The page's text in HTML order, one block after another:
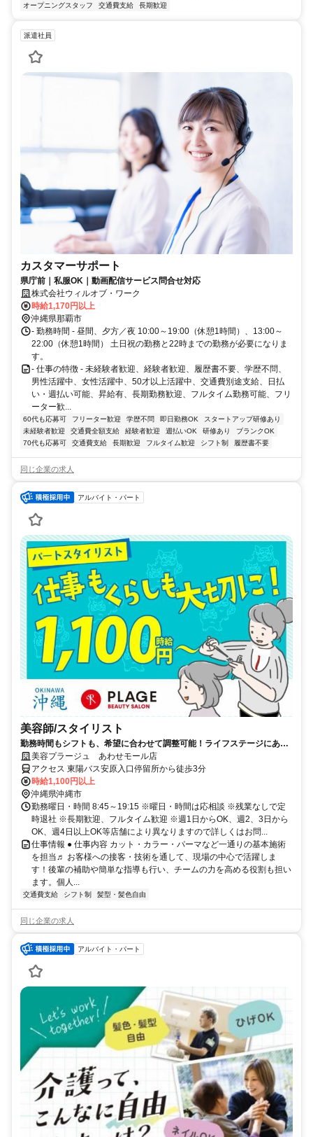
オープニングスタッフ
交通費支給 長期歓迎
派遣社員
カスタマーサポート
県庁前｜私服OK｜動画配信サービス問合せ対応
株式会社ウィルオブ・ワーク
時給1,170円以上
沖縄県那覇市
- 勤務時間 - 昼間、夕方／夜 10:00～19:00（休憩1時間）、13:00～
22:00（休憩1時間） 土日祝の勤務と22時までの勤務が必要になりま
す。
- 仕事の特徴 - 未経験者歓迎、経験者歓迎、履歴書不要、学歴不問、
男性活躍中、女性活躍中、50才以上活躍中、交通費別途支給、日払
い・週払い可能、昇給有、長期勤務歓迎、フルタイム勤務可能、フリ
ーター歓...
60代も応募可 フリーター歓迎 学歴不問 即日勤務OK
スタートアップ研修あり
未経験者歓迎
交通費全額支給 経験者歓迎 週払いOK 研修あり
ブランクOK
70代も応募可
交通費支給 長期歓迎 フルタイム歓迎 シフト制 履歴書不要
同じ企業の求人
アルバイト・パート
美容師/スタイリスト
勤務時間もシフトも、希望に合わせて調整可能！ライフステージにあわ
せた働き方を！安心復帰応援
美容プラージュ あわせモール店
アクセス 東陽バス安原入口停留所から徒歩3分
時給1,100円以上
沖縄県沖縄市
勤務曜日・時間 8:45～19:15 ※曜日・時間は応相談 ※残業なしで定
時退社 ※長期歓迎、フルタイム歓迎 ※週1日からOK、週2、3日から
OK、週4日以上OK等店舗により異なりますので詳しくはお問...
仕事情報 ● 仕事内容 カット・カラー・パーマなど一通りの基本施術
を担当♬ お客様への接客・技術を通して、現場の中心で活躍しま
す！後輩の補助や簡単な指導も行い、チームの力を高める役割も担い
ます。個人...
交通費支給 シフト制 髪型・髪色自由
同じ企業の求人
アルバイト・パート